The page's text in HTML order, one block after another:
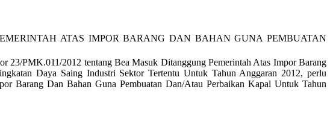
ATAS IMPOR BARANG DAN BAHAN GUNA PEMBUATAN
23/PMK.011/2012 tentang Bea Masuk Ditanggung Pemerintah Atas Impor Barang
Daya Saing Industri Sektor Tertentu Untuk Tahun Anggaran 2012, perlu
Barang Dan Bahan Guna Pembuatan Dan/Atau Perbaikan Kapal Untuk Tahun